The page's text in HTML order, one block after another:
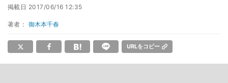
掲載日 2017/06/16 12:35
著者： 御木本千春
URLをコピー